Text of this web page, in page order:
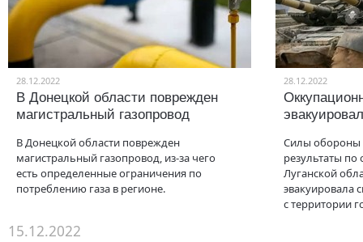
28.12.2022
В Донецкой области поврежден
магистральный газопровод
В Донецкой области поврежден
магистральный газопровод, из-за чего
есть определенные ограничения по
потреблению газа в регионе.
28.12.2022
Силы
результаты
Луганской
эвакуировала
с территории
15.12.2022